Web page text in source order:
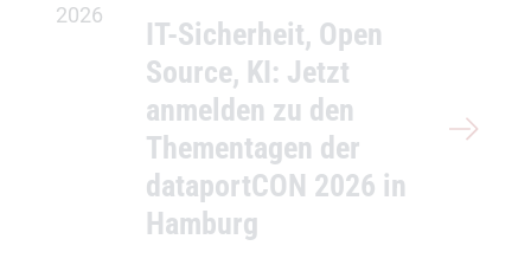
IT-Sicherheit, Open
Source, KI: Jetzt
anmelden zu den
Thementagen der
dataportCON 2026 in
Hamburg
2026